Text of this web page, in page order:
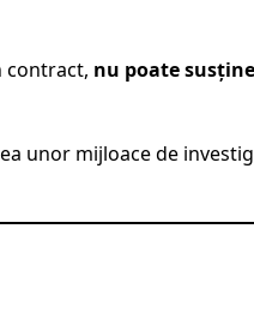
contract, nu poate susține
unor mijloace de